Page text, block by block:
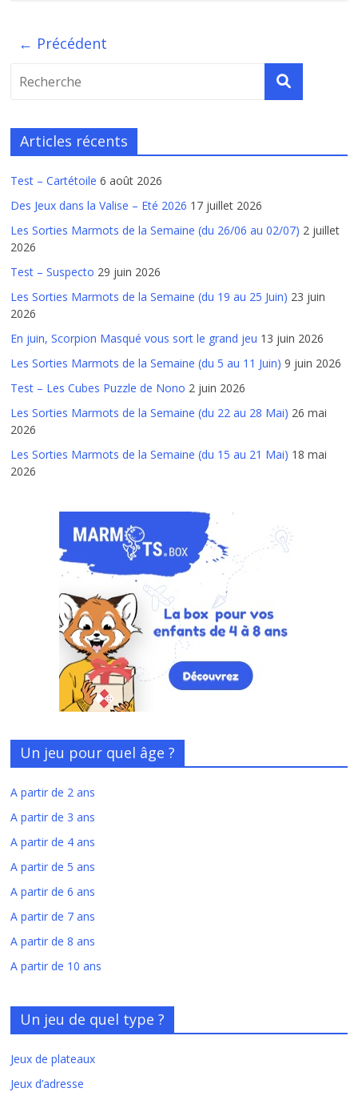
← Précédent
Articles récents
Test – Cartétoile 6 août 2026
Des Jeux dans la Valise – Eté 2026 17 juillet 2026
Les Sorties Marmots de la Semaine (du 26/06 au 02/07) 2 juillet
2026
Test – Suspecto 29 juin 2026
Les Sorties Marmots de la Semaine (du 19 au 25 Juin) 23 juin
2026
En juin, Scorpion Masqué vous sort le grand jeu 13 juin 2026
Les Sorties Marmots de la Semaine (du 5 au 11 Juin) 9 juin 2026
Test – Les Cubes Puzzle de Nono 2 juin 2026
Les Sorties Marmots de la Semaine (du 22 au 28 Mai) 26 mai
2026
Les Sorties Marmots de la Semaine (du 15 au 21 Mai) 18 mai
2026
Un jeu pour quel âge ?
A partir de 2 ans
A partir de 3 ans
A partir de 4 ans
A partir de 5 ans
A partir de 6 ans
A partir de 7 ans
A partir de 8 ans
A partir de 10 ans
Un jeu de quel type ?
Jeux de plateaux
Jeux d’adresse